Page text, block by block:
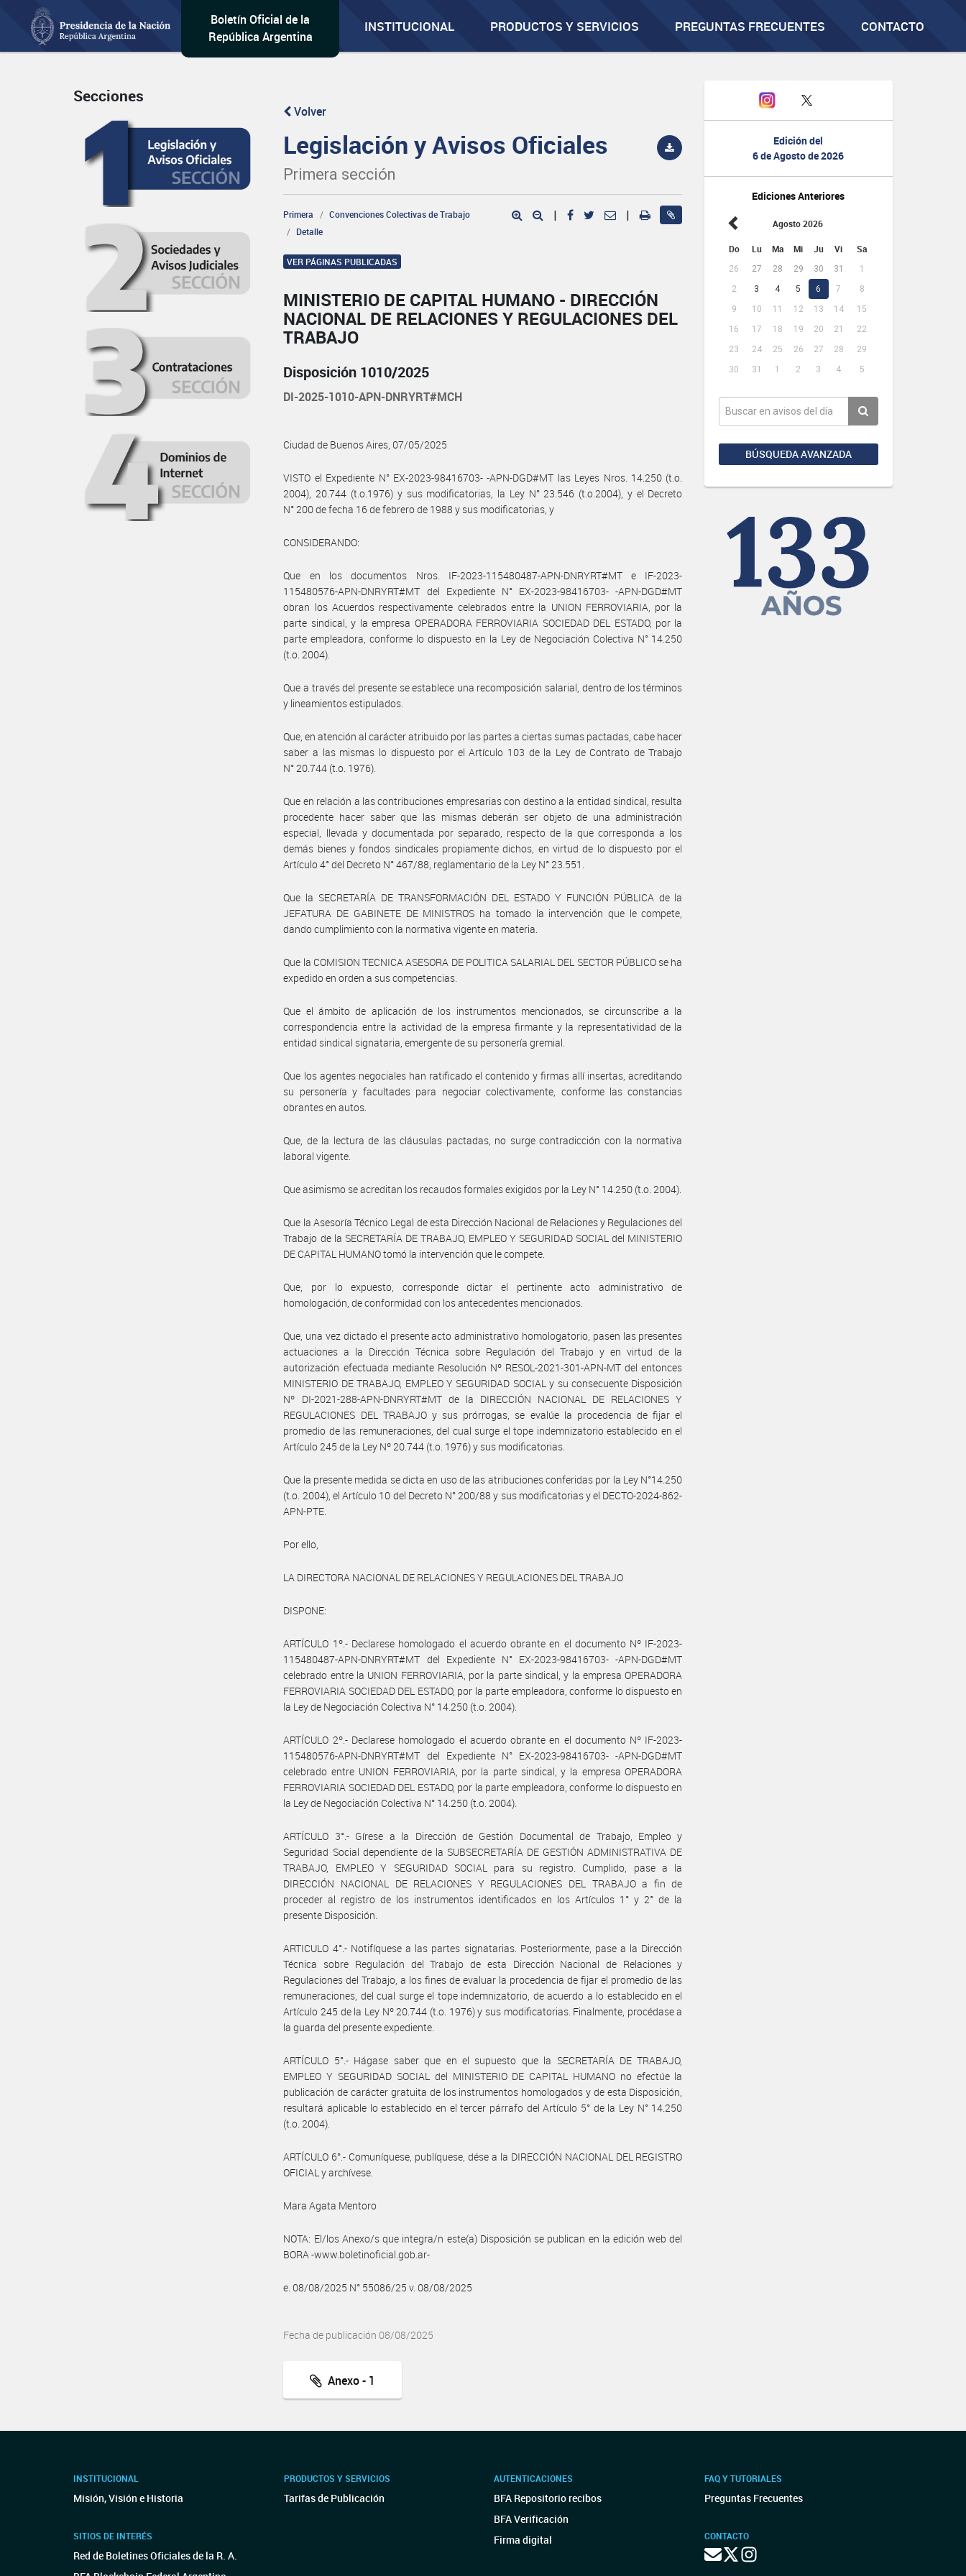
Boletín Oficial de la
República Argentina
INSTITUCIONAL PRODUCTOS Y SERVICIOS PREGUNTAS FRECUENTES CONTACTO
Edición del
6 de Agosto de 2026
Ediciones Anteriores
Agosto 2026
Do Lu Ma Mi Ju Vi Sa
26 27 28 29 30 31
1
2
3 4 5 6 7
8
9
10 11 12 13 14
15
16
17 18 19 20 21
22
23
24 25 26 27 28
29
30
31 1 2 3 4 5
BÚSQUEDA AVANZADA
Secciones
Volver
Legislación y Avisos Oficiales
Primera sección
Primera
Convenciones Colectivas de Trabajo
Detalle
| |
VER PÁGINAS PUBLICADAS
MINISTERIO DE CAPITAL HUMANO - DIRECCIÓN
NACIONAL DE RELACIONES Y REGULACIONES DEL
TRABAJO
Disposición 1010/2025
DI-2025-1010-APN-DNRYRT#MCH
Ciudad de Buenos Aires, 07/05/2025
VISTO el Expediente N° EX-2023-98416703- -APN-DGD#MT las Leyes Nros. 14.250 (t.o.
2004), 20.744 (t.o.1976) y sus modificatorias, la Ley N° 23.546 (t.o.2004), y el Decreto
N° 200 de fecha 16 de febrero de 1988 y sus modificatorias, y
CONSIDERANDO:
Que en los documentos Nros. IF-2023-115480487-APN-DNRYRT#MT e IF-2023-
115480576-APN-DNRYRT#MT del Expediente N° EX-2023-98416703- -APN-DGD#MT
obran los Acuerdos respectivamente celebrados entre la UNION FERROVIARIA, por la
parte sindical, y la empresa OPERADORA FERROVIARIA SOCIEDAD DEL ESTADO, por la
parte empleadora, conforme lo dispuesto en la Ley de Negociación Colectiva N° 14.250
(t.o. 2004).
Que a través del presente se establece una recomposición salarial, dentro de los términos
y lineamientos estipulados.
Que, en atención al carácter atribuido por las partes a ciertas sumas pactadas, cabe hacer
saber a las mismas lo dispuesto por el Artículo 103 de la Ley de Contrato de Trabajo
N° 20.744 (t.o. 1976).
Que en relación a las contribuciones empresarias con destino a la entidad sindical, resulta
procedente hacer saber que las mismas deberán ser objeto de una administración
especial, llevada y documentada por separado, respecto de la que corresponda a los
demás bienes y fondos sindicales propiamente dichos, en virtud de lo dispuesto por el
Artículo 4° del Decreto N° 467/88, reglamentario de la Ley N° 23.551.
Que la SECRETARÍA DE TRANSFORMACIÓN DEL ESTADO Y FUNCIÓN PÚBLICA de la
JEFATURA DE GABINETE DE MINISTROS ha tomado la intervención que le compete,
dando cumplimiento con la normativa vigente en materia.
Que la COMISION TECNICA ASESORA DE POLITICA SALARIAL DEL SECTOR PÚBLICO se ha
expedido en orden a sus competencias.
Que el ámbito de aplicación de los instrumentos mencionados, se circunscribe a la
correspondencia entre la actividad de la empresa firmante y la representatividad de la
entidad sindical signataria, emergente de su personería gremial.
Que los agentes negociales han ratificado el contenido y firmas allí insertas, acreditando
su personería y facultades para negociar colectivamente, conforme las constancias
obrantes en autos.
Que, de la lectura de las cláusulas pactadas, no surge contradicción con la normativa
laboral vigente.
Que asimismo se acreditan los recaudos formales exigidos por la Ley N° 14.250 (t.o. 2004).
Que la Asesoría Técnico Legal de esta Dirección Nacional de Relaciones y Regulaciones del
Trabajo de la SECRETARÍA DE TRABAJO, EMPLEO Y SEGURIDAD SOCIAL del MINISTERIO
DE CAPITAL HUMANO tomó la intervención que le compete.
Que, por lo expuesto, corresponde dictar el pertinente acto administrativo de
homologación, de conformidad con los antecedentes mencionados.
Que, una vez dictado el presente acto administrativo homologatorio, pasen las presentes
actuaciones a la Dirección Técnica sobre Regulación del Trabajo y en virtud de la
autorización efectuada mediante Resolución Nº RESOL-2021-301-APN-MT del entonces
MINISTERIO DE TRABAJO, EMPLEO Y SEGURIDAD SOCIAL y su consecuente Disposición
Nº DI-2021-288-APN-DNRYRT#MT de la DIRECCIÓN NACIONAL DE RELACIONES Y
REGULACIONES DEL TRABAJO y sus prórrogas, se evalúe la procedencia de fijar el
promedio de las remuneraciones, del cual surge el tope indemnizatorio establecido en el
Artículo 245 de la Ley Nº 20.744 (t.o. 1976) y sus modificatorias.
Que la presente medida se dicta en uso de las atribuciones conferidas por la Ley N°14.250
(t.o. 2004), el Artículo 10 del Decreto N° 200/88 y sus modificatorias y el DECTO-2024-862-
APN-PTE.
Por ello,
LA DIRECTORA NACIONAL DE RELACIONES Y REGULACIONES DEL TRABAJO
DISPONE:
ARTÍCULO 1º.- Declarese homologado el acuerdo obrante en el documento Nº IF-2023-
115480487-APN-DNRYRT#MT del Expediente N° EX-2023-98416703- -APN-DGD#MT
celebrado entre la UNION FERROVIARIA, por la parte sindical, y la empresa OPERADORA
FERROVIARIA SOCIEDAD DEL ESTADO, por la parte empleadora, conforme lo dispuesto en
la Ley de Negociación Colectiva N° 14.250 (t.o. 2004).
ARTÍCULO 2º.- Declarese homologado el acuerdo obrante en el documento Nº IF-2023-
115480576-APN-DNRYRT#MT del Expediente N° EX-2023-98416703- -APN-DGD#MT
celebrado entre UNION FERROVIARIA, por la parte sindical, y la empresa OPERADORA
FERROVIARIA SOCIEDAD DEL ESTADO, por la parte empleadora, conforme lo dispuesto en
la Ley de Negociación Colectiva N° 14.250 (t.o. 2004).
ARTÍCULO 3°.- Gírese a la Dirección de Gestión Documental de Trabajo, Empleo y
Seguridad Social dependiente de la SUBSECRETARÍA DE GESTIÓN ADMINISTRATIVA DE
TRABAJO, EMPLEO Y SEGURIDAD SOCIAL para su registro. Cumplido, pase a la
DIRECCIÓN NACIONAL DE RELACIONES Y REGULACIONES DEL TRABAJO a fin de
proceder al registro de los instrumentos identificados en los Artículos 1° y 2° de la
presente Disposición.
ARTICULO 4°.- Notifíquese a las partes signatarias. Posteriormente, pase a la Dirección
Técnica sobre Regulación del Trabajo de esta Dirección Nacional de Relaciones y
Regulaciones del Trabajo, a los fines de evaluar la procedencia de fijar el promedio de las
remuneraciones, del cual surge el tope indemnizatorio, de acuerdo a lo establecido en el
Artículo 245 de la Ley Nº 20.744 (t.o. 1976) y sus modificatorias. Finalmente, procédase a
la guarda del presente expediente.
ARTÍCULO 5°.- Hágase saber que en el supuesto que la SECRETARÍA DE TRABAJO,
EMPLEO Y SEGURIDAD SOCIAL del MINISTERIO DE CAPITAL HUMANO no efectúe la
publicación de carácter gratuita de los instrumentos homologados y de esta Disposición,
resultará aplicable lo establecido en el tercer párrafo del Artículo 5° de la Ley N° 14.250
(t.o. 2004).
ARTÍCULO 6°.- Comuníquese, publíquese, dése a la DIRECCIÓN NACIONAL DEL REGISTRO
OFICIAL y archívese.
Mara Agata Mentoro
NOTA: El/los Anexo/s que integra/n este(a) Disposición se publican en la edición web del
BORA -www.boletinoficial.gob.ar-
e. 08/08/2025 N° 55086/25 v. 08/08/2025
Fecha de publicación 08/08/2025
Anexo - 1
INSTITUCIONAL
Misión, Visión e Historia
SITIOS DE INTERÉS
Red de Boletines Oficiales de la R. A.
PRODUCTOS Y SERVICIOS
Tarifas de Publicación
AUTENTICACIONES
BFA Repositorio recibos
BFA Verificación
Firma digital
FAQ Y TUTORIALES
Preguntas Frecuentes
CONTACTO